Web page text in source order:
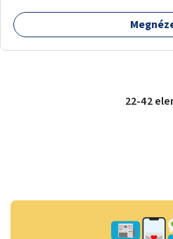
22-42